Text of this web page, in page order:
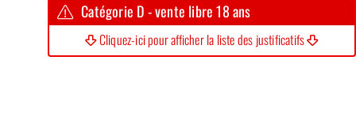
Catégorie D - vente libre 18 ans
Cliquez-ici pour afficher la liste des justificatifs